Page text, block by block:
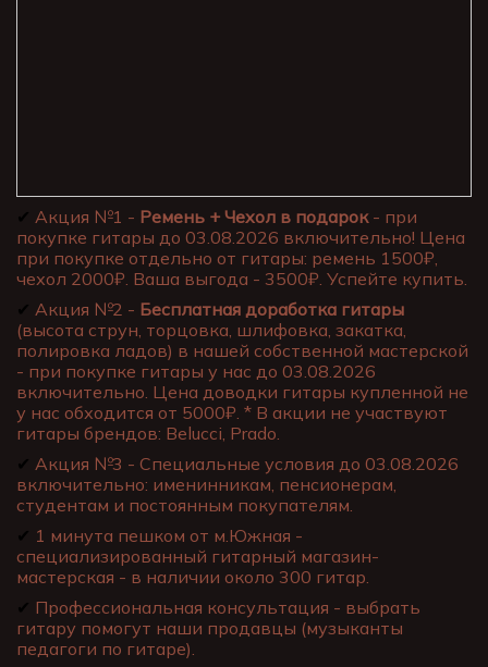
✔ Акция №1 - Ремень + Чехол в подарок- при
покупке гитары до 03.08.2026 включительно! Цена
при покупке отдельно от гитары: ремень 1500₽,
чехол 2000₽. Ваша выгода - 3500₽. Успейте купить.
✔ Акция №2 - Бесплатная доработка гитары
(высота струн, торцовка, шлифовка, закатка,
полировка ладов) в нашей собственной мастерской
- при покупке гитары у нас до 03.08.2026
включительно. Цена доводки гитары купленной не
у нас обходится от 5000₽. * В акции не участвуют
гитары брендов: Belucci, Prado.
✔ Акция №3 - Специальные условия до 03.08.2026
включительно: именинникам, пенсионерам,
студентам и постоянным покупателям.
✔ 1 минута пешком от м.Южная -
специализированный гитарный магазин-
мастерская - в наличии около 300 гитар.
✔ Профессиональная консультация - выбрать
гитару помогут наши продавцы (музыканты
педагоги по гитаре).